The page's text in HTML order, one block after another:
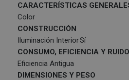
CARACTERÍSTICAS
Color
CONSTRUCCIÓN
Iluminación InteriorSí
CONSUMO, EFICIENCIA Y RUIDO
Eficiencia Antigua
DIMENSIONES Y PESO